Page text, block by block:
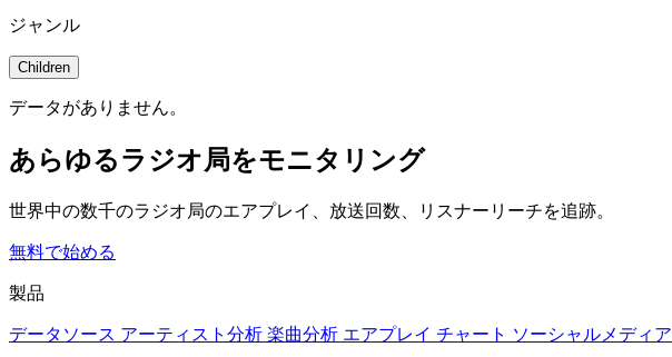
ジャンル
Children
データがありません。
あらゆるラジオ局をモニタリング
世界中の数千のラジオ局のエアプレイ、放送回数、リスナーリーチを追跡。
無料で始める
製品
データソース アーティスト分析 楽曲分析 エアプレイ チャート ソーシャルメディア